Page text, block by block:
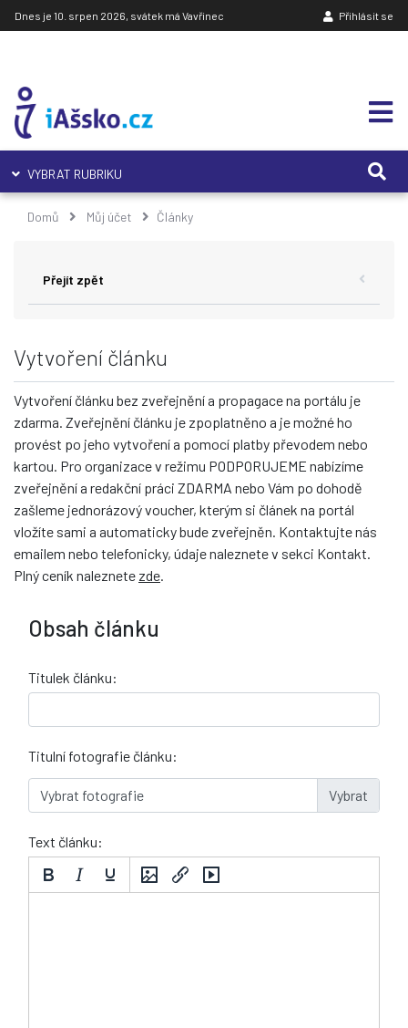
Dnes je 10. srpen 2026, svátek má Vavřinec Přihlásit se
VYBRAT RUBRIKU
Domů Můj účet Články
Přejít zpět
Vytvoření článku
Vytvoření článku bez zveřejnění a propagace na portálu je
zdarma. Zveřejnění článku je zpoplatněno a je možné ho
provést po jeho vytvoření a pomocí platby převodem nebo
kartou. Pro organizace v režimu PODPORUJEME nabízíme
zveřejnění a redakční práci ZDARMA nebo Vám po dohodě
zašleme jednorázový voucher, kterým si článek na portál
vložíte sami a automaticky bude zveřejněn. Kontaktujte nás
emailem nebo telefonicky, údaje naleznete v sekci Kontakt
Plný ceník naleznete zde
Obsah článku
Titulek článku:
Titulní fotografie článku:
Vybrat fotografie
Text článku: